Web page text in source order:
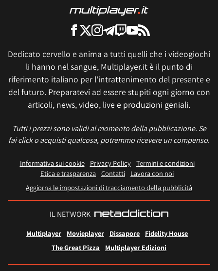
Dedicato cervello e anima a tutti quelli che i videogiochi
li hanno nel sangue, Multiplayer.it è il punto di
riferimento italiano per l'intrattenimento del presente e
del futuro. Preparatevi ad essere stupiti ogni giorno con
articoli, news, video, live e produzioni geniali.
Tutti i prezzi sono validi al momento della pubblicazione. Se
fai click o acquisti qualcosa, potremmo ricevere un compenso.
Informativa sui cookie Privacy Policy
Termini e condizioni
Etica e trasparenza Contatti
Lavora con noi
Aggiorna le impostazioni di tracciamento della pubblicità
IL NETWORK
Multiplayer Movieplayer Dissapore
Fidelity House
The Great Pizza
Multiplayer Edizioni